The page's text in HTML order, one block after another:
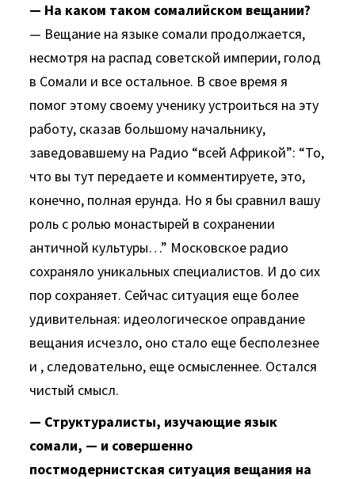
— На каком таком сомалийском вещании?
— Вещание на языке сомали продолжается,
несмотря на распад советской империи, голод
в Сомали и все остальное. В свое время я
помог этому своему ученику устроиться на эту
работу, сказав большому начальнику,
заведовавшему на Радио “всей Африкой”: “То,
что вы тут передаете и комментируете, это,
конечно, полная ерунда. Но я бы сравнил вашу
роль с ролью монастырей в сохранении
античной культуры…” Московское радио
сохраняло уникальных специалистов. И до сих
пор сохраняет. Сейчас ситуация еще более
удивительная: идеологическое оправдание
вещания исчезло, оно стало еще бесполезнее
и , следовательно, еще осмысленнее. Остался
чистый смысл.
— Структуралисты, изучающие язык
сомали, — и совершенно
постмодернистская ситуация вещания на